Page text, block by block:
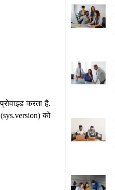
करता है.
को